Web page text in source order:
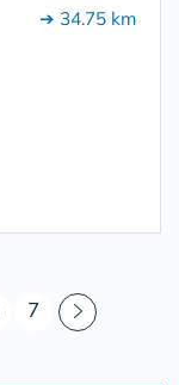
➔ 34.75 km
7